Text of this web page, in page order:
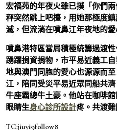
宏福苑的年夜火雖已撲「你們
秤突然跳上吧檯，用她那極度
滅，但流淌在噴鼻江年夜地的愛
噴鼻港特區當局積極統籌過渡
踴躍捐資捐物，市平易近義工
地與澳門同胞的愛心也源源而
江，陪同受災平易近眾同船共
牛座霸總牛土豪。他站在咖啡
眼睛生身心診所設計疼。共渡難
TC:jiuyi9follow8